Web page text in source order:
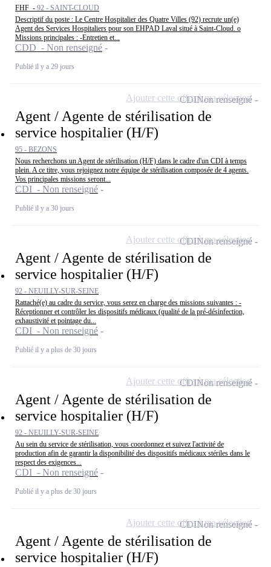
FHF - 92 - SAINT-CLOUD
Descriptif du poste : Le Centre Hospitalier des Quatre Villes (92) recrute un(e)
Agent des Services Hospitaliers pour son EHPAD Laval situé à Saint-Cloud. o
Missions principales : -Entretien et...
CDD - Non renseigné
Publié il y a 29 jours
Agent / Agente de stérilisation de
service hospitalier (H/F)
95 - BEZONS
Nous recherchons un Agent de stérilisation (H/F) dans le cadre d'un CDI à temps
plein. A ce titre, vous rejoignez notre équipe de stérilisation composée de 4 agents.
Vos principales missions seront...
CDI - Non renseigné
Publié il y a 30 jours
CDINon renseigné
Ajouter cette offre à ma sélection
Agent / Agente de stérilisation de
service hospitalier (H/F)
92 - NEUILLY-SUR-SEINE
Rattaché(e) au cadre du service, vous serez en charge des missions suivantes : -
Réceptionner et contrôler les dispositifs médicaux (qualité de la pré-désinfection,
exhaustivité et pointage du...
CDI - Non renseigné
Publié il y a plus de 30 jours
CDINon renseigné
Ajouter cette offre à ma sélection
Agent / Agente de stérilisation de
service hospitalier (H/F)
92 - NEUILLY-SUR-SEINE
Au sein du service de stérilisation, vous coordonnez et suivez l'activité de
production afin de garantir la disponibilité des dispositifs médicaux stériles dans le
respect des exigences...
CDI - Non renseigné
Publié il y a plus de 30 jours
CDINon renseigné
Ajouter cette offre à ma sélection
Agent / Agente de stérilisation de
service hospitalier (H/F)
CDINon renseigné
Ajouter cette offre à ma sélection